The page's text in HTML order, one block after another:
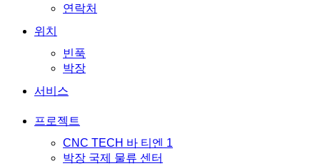
연락처
위치
빈푹
박장
서비스
프로젝트
CNC TECH 바 티엔 1
박장 국제 물류 센터